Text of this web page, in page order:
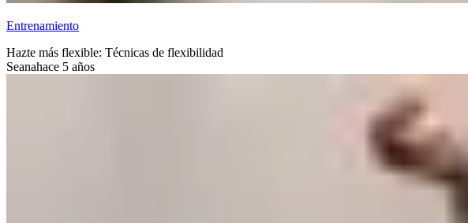
Entrenamiento
Hazte más flexible: Técnicas de flexibilidad
Seanahace 5 años